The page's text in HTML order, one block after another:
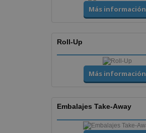
Más información
Roll-Up
Más información
Embalajes Take-Away